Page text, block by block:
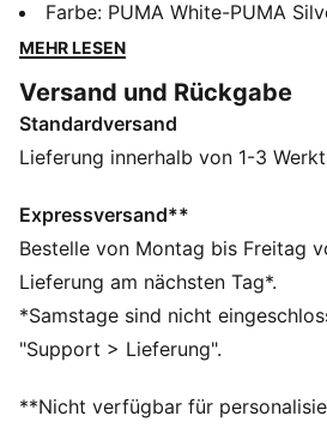
moderne Street-Vibes. Mit
und dem Stacked-Look sorgt er
Fußbett liefert den Extra-Boost,
für alles, was noch kommt. kommt.
FEATURES + VORTEILE
Komfort, die dank der extradicken
weiche Dämpfung sorgt
Das Obermaterial der Schuhe
20 % aus recycelten Materialien
aus mindestens 10 % recycelten
DETAILS
Zehentyp: Abgerundet
Farbe: PUMA White-PUMA
MEHR LESEN
Versand und Rückgabe
Standardversand
Lieferung innerhalb von 1-3
Expressversand**
Bestelle von Montag bis Freitag
Lieferung am nächsten Tag*.
*Samstage sind nicht
"Support > Lieferung".
**Nicht verfügbar für